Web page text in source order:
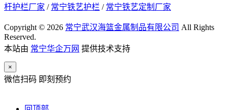
杆护栏厂家 / 常宁铁艺护栏 / 常宁铁艺定制厂家
Copyright © 2026 常宁武汉海篮金属制品有限公司 All Rights
Reserved.
本站由 常宁华企万网 提供技术支持
×
微信扫码 即刻预约